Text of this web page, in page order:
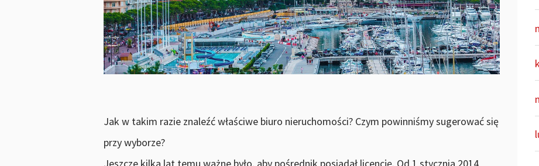
Jak w takim razie znaleźć właściwe biuro nieruchomości? Czym powinniśmy sugerować się
przy wyborze?